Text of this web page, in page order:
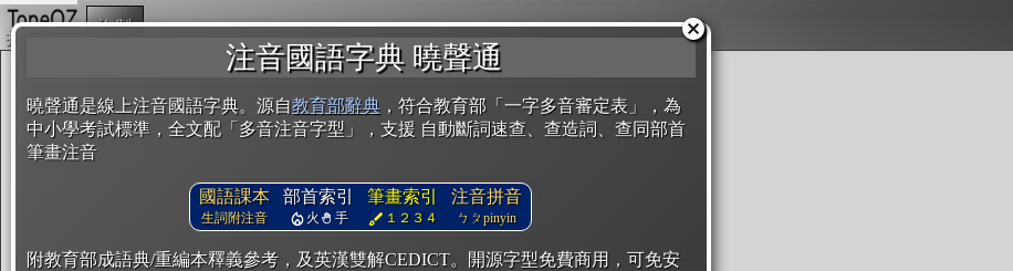
注音國語字典 曉聲通
曉聲通是線上注音國語字典。源自教育部辭典 ，符合教育部「一字多音審定表」，為
中小學考試標準，全文配「多音注音字型」，支援 自動斷詞速查、查造詞、查同部首
筆畫注音
國語課本
生詞附注音
部首索引
火 手
筆畫索引
１２３４
注音拼音
ㄅㄆpinyin
附教育部成語典/重編本釋義參考，及英漢雙解CEDICT。開源字型免費商用，可免安
複製